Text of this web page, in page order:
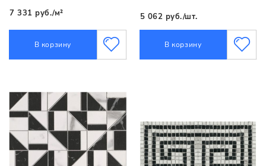
7 331 руб./м²
В корзину
5 062 руб./шт.
В корзину